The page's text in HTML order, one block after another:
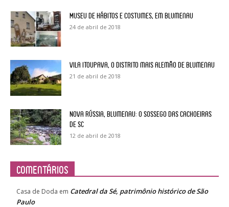
Museu de Hábitos e Costumes, em Blumenau
24 de abril de 2018
Vila Itoupava, o Distrito mais alemão de Blumenau
21 de abril de 2018
Nova Rússia, Blumenau: o sossego das cachoeiras
de SC
12 de abril de 2018
Comentários
Casa de Doda em Catedral da Sé, patrimônio histórico de São
Paulo